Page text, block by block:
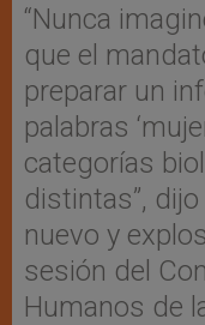
“Nunca
que el
preparar un
palabras
categorías
distintas”,
nuevo y
sesión del
Humanos de